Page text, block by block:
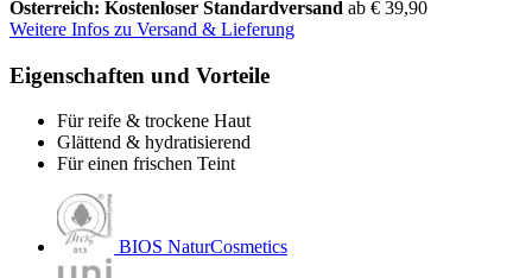
Österreich: Kostenloser Standardversand ab € 39,90
Weitere Infos zu Versand & Lieferung
Eigenschaften und Vorteile
Für reife & trockene Haut
Glättend & hydratisierend
Für einen frischen Teint
BIOS NaturCosmetics